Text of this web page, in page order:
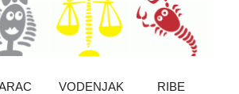
VODENJAK RIBE